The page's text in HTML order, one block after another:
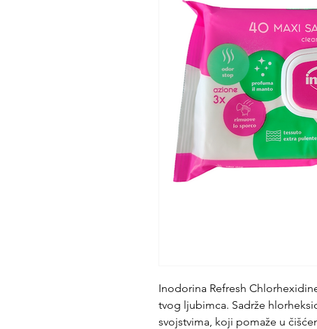
Inodorina Refresh
tvog ljubimca. Sadrže
svojstvima, koji pomaže u